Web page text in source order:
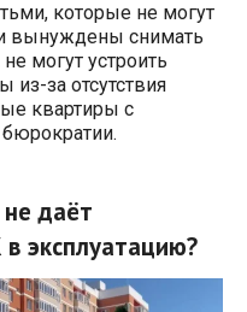
которые не могут
вынуждены снимать
могут устроить
за отсутствия
квартиры с
даёт
эксплуатацию?